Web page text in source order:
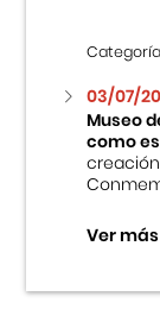
03/07/
Museo
como
Ver más